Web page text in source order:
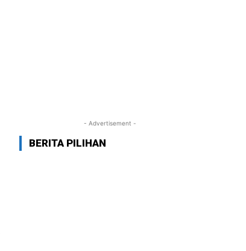
- Advertisement -
BERITA PILIHAN